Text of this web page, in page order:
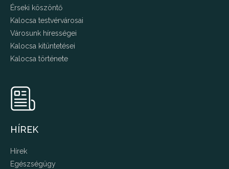
Érseki köszöntő
Kalocsa testvérvárosai
Városunk hírességei
Kalocsa kitüntetései
Kalocsa története
HÍREK
Hírek
Egészségügy